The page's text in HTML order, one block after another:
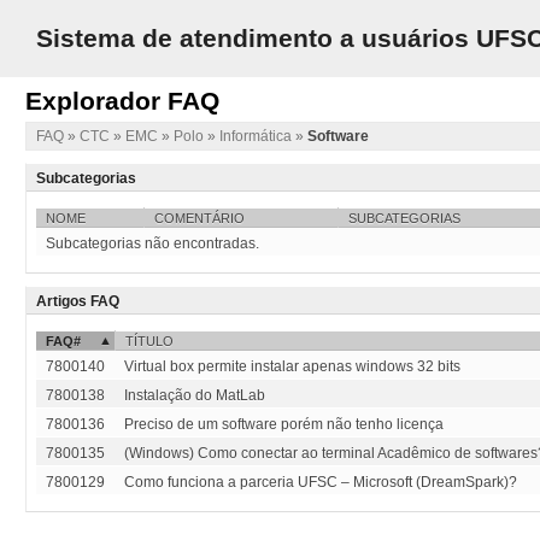
Sistema de atendimento a usuários
Explorador FAQ
FAQ » CTC » EMC » Polo » Informática » Software
Subcategorias
NOME COMENTÁRIO SUBCATEGORIAS
Subcategorias não encontradas.
Artigos FAQ
FAQ# TÍTULO
7800140
Virtual box permite instalar apenas windows 32 bits
7800138
Instalação do MatLab
7800136
Preciso de um software porém não tenho licença
7800135
(Windows) Como conectar ao terminal Acadêmico de
7800129
Como funciona a parceria UFSC – Microsoft (DreamSpark)?